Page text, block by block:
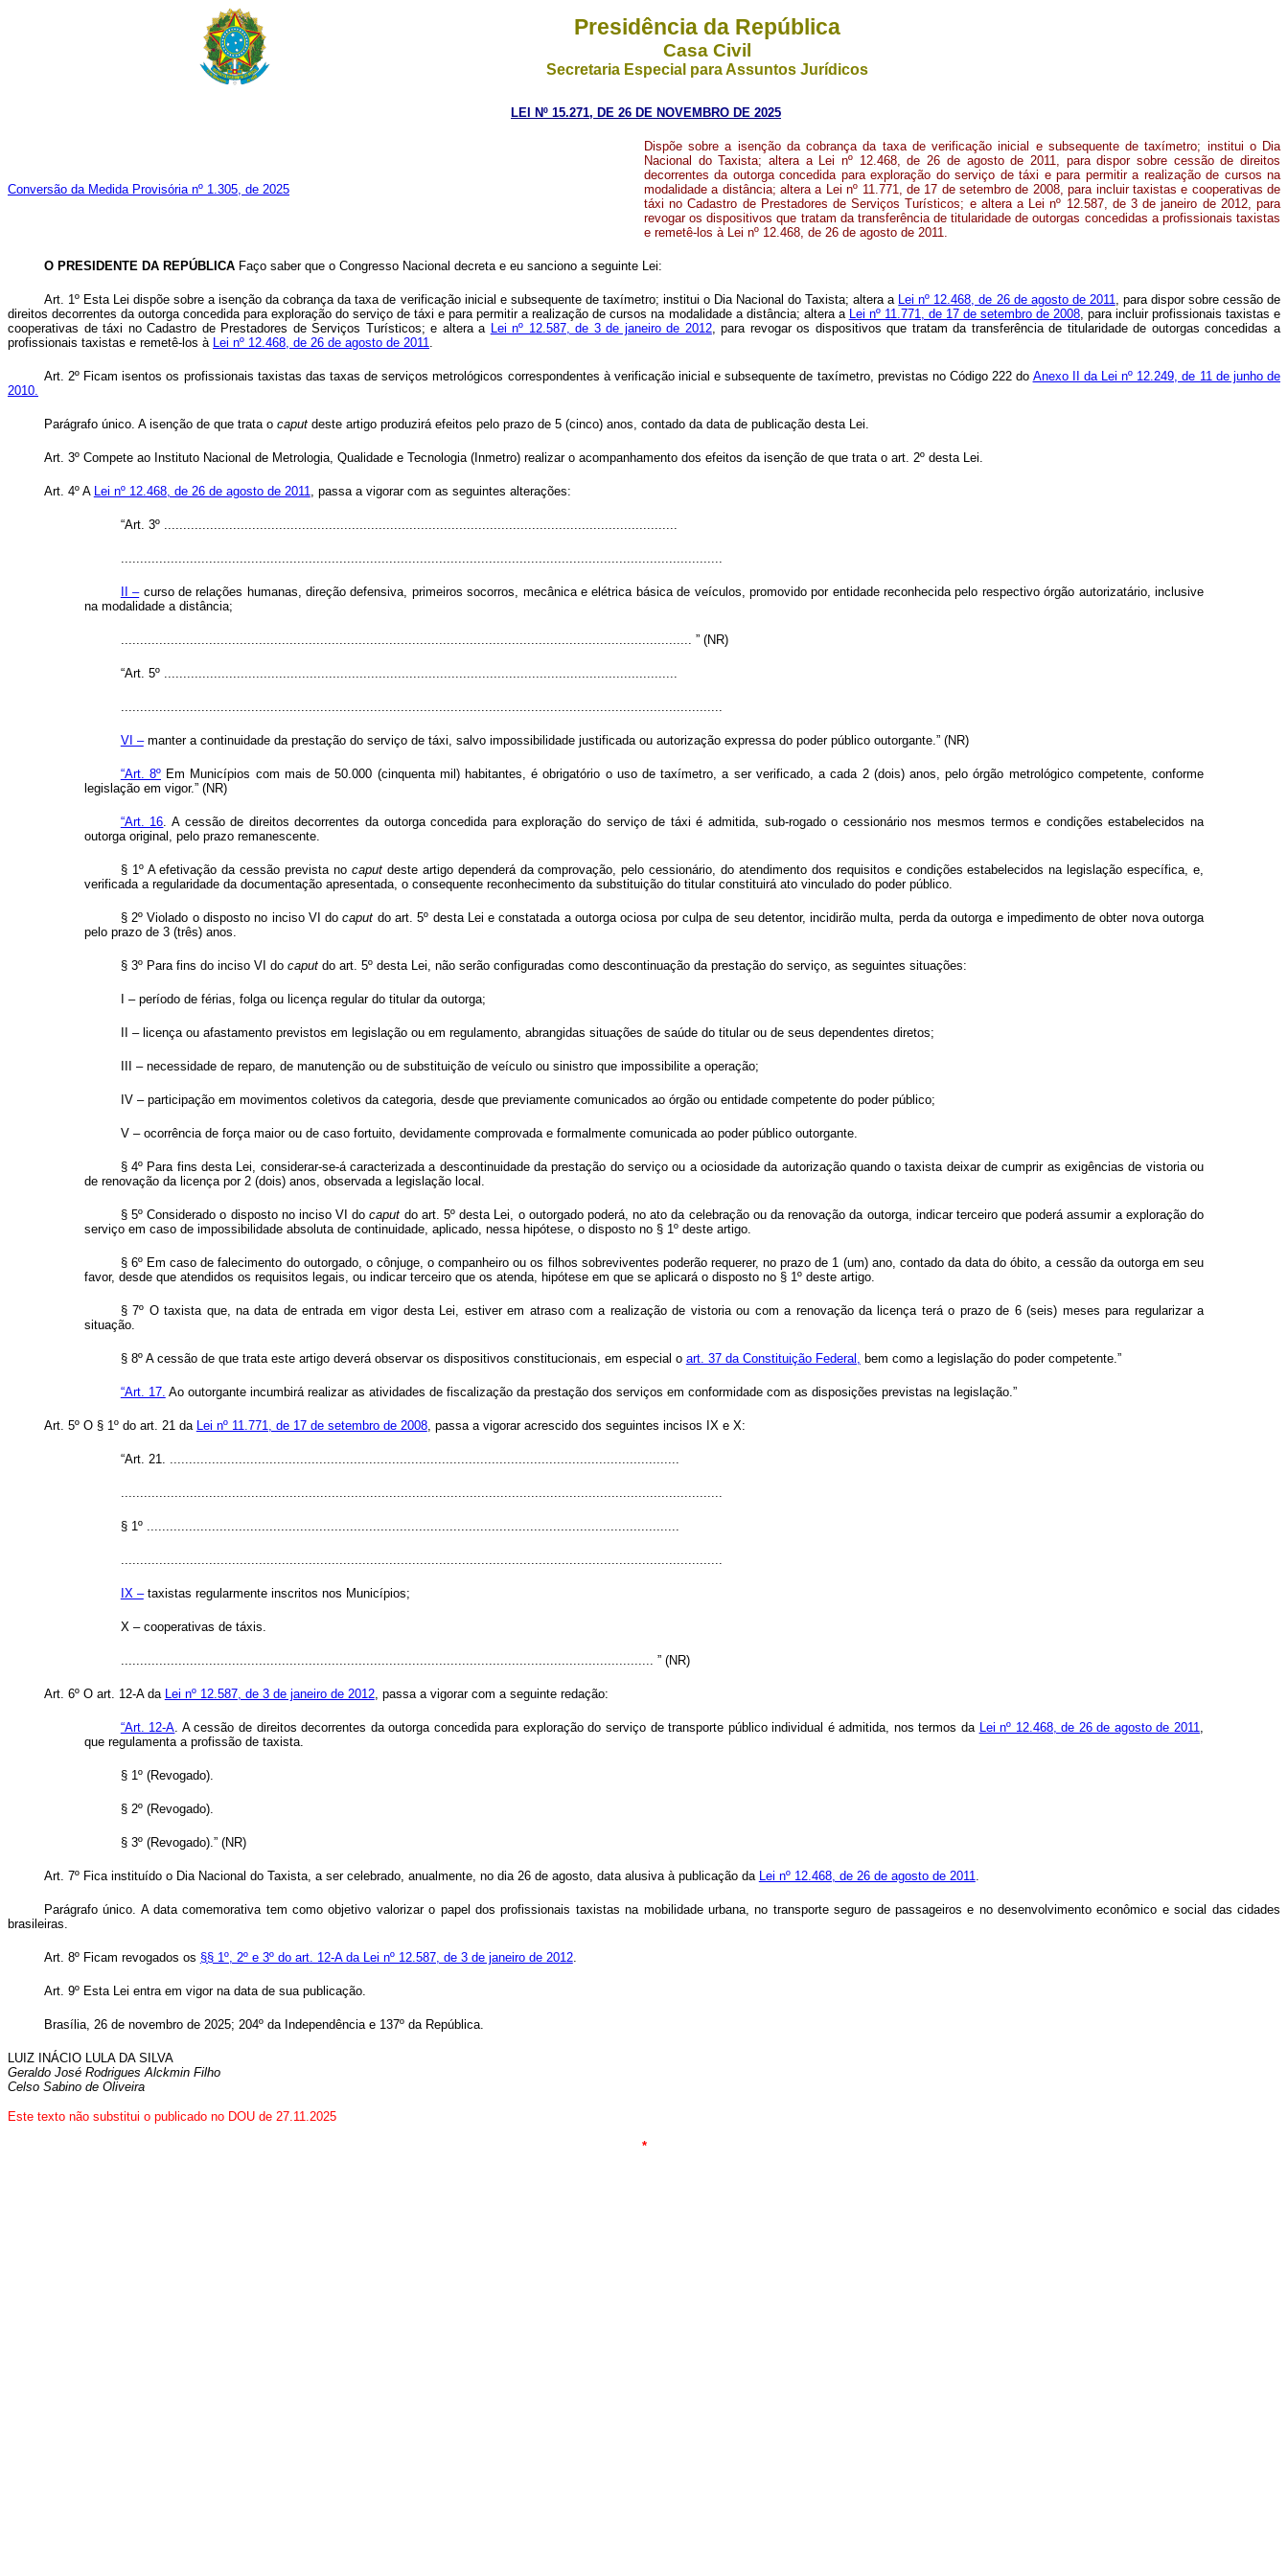
Presidência da República
Casa Civil
Secretaria Especial para Assuntos Jurídicos
LEI Nº 15.271, DE 26 DE NOVEMBRO DE 2025
Conversão da Medida Provisória nº 1.305, de 2025
Dispõe sobre a isenção da cobrança da taxa de verificação inicial e subsequente de taxímetro; institui o Dia
Nacional do Taxista; altera a Lei nº 12.468, de 26 de agosto de 2011, para dispor sobre cessão de direitos
decorrentes da outorga concedida para exploração do serviço de táxi e para permitir a realização de cursos na
modalidade a distância; altera a Lei nº 11.771, de 17 de setembro de 2008, para incluir taxistas e cooperativas de
táxi no Cadastro de Prestadores de Serviços Turísticos; e altera a Lei nº 12.587, de 3 de janeiro de 2012, para
revogar os dispositivos que tratam da transferência de titularidade de outorgas concedidas a profissionais taxistas
e remetê-los à Lei nº 12.468, de 26 de agosto de 2011.
O PRESIDENTE DA REPÚBLICAFaço saber que o Congresso Nacional decreta e eu sanciono a seguinte Lei:
Art. 1º Esta Lei dispõe sobre a isenção da cobrança da taxa de verificação inicial e subsequente de taxímetro; institui o Dia Nacional do Taxista; altera a Lei nº 12.468, de 26 de agosto de 2011, para dispor sobre cessão de
direitos decorrentes da outorga concedida para exploração do serviço de táxi e para permitir a realização de cursos na modalidade a distância; altera a Lei nº 11.771, de 17 de setembro de 2008, para incluir profissionais taxistas e
cooperativas de táxi no Cadastro de Prestadores de Serviços Turísticos; e altera a Lei nº 12.587, de 3 de janeiro de 2012, para revogar os dispositivos que tratam da transferência de titularidade de outorgas concedidas a
profissionais taxistas e remetê-los à Lei nº 12.468, de 26 de agosto de 2011.
Art. 2º Ficam isentos os profissionais taxistas das taxas de serviços metrológicos correspondentes à verificação inicial e subsequente de taxímetro, previstas no Código 222 do Anexo II da Lei nº 12.249, de 11 de junho de
2010.
Parágrafo único. A isenção de que trata o caputdeste artigo produzirá efeitos pelo prazo de 5 (cinco) anos, contado da data de publicação desta Lei.
Art. 3º Compete ao Instituto Nacional de Metrologia, Qualidade e Tecnologia (Inmetro) realizar o acompanhamento dos efeitos da isenção de que trata o art. 2º desta Lei.
Art. 4º A Lei nº 12.468, de 26 de agosto de 2011, passa a vigorar com as seguintes alterações:
“Art. 3º ......................................................................................................................................
.............................................................................................................................................................
II –curso de relações humanas, direção defensiva, primeiros socorros, mecânica e elétrica básica de veículos, promovido por entidade reconhecida pelo respectivo órgão autorizatário, inclusive
na modalidade a distância;
..................................................................................................................................................... ” (NR)
“Art. 5º ......................................................................................................................................
.............................................................................................................................................................
VI –manter a continuidade da prestação do serviço de táxi, salvo impossibilidade justificada ou autorização expressa do poder público outorgante.” (NR)
“Art. 8º Em Municípios com mais de 50.000 (cinquenta mil) habitantes, é obrigatório o uso de taxímetro, a ser verificado, a cada 2 (dois) anos, pelo órgão metrológico competente, conforme
legislação em vigor.” (NR)
“Art. 16. A cessão de direitos decorrentes da outorga concedida para exploração do serviço de táxi é admitida, sub-rogado o cessionário nos mesmos termos e condições estabelecidos na
outorga original, pelo prazo remanescente.
§ 1º A efetivação da cessão prevista no caputdeste artigo dependerá da comprovação, pelo cessionário, do atendimento dos requisitos e condições estabelecidos na legislação específica, e,
verificada a regularidade da documentação apresentada, o consequente reconhecimento da substituição do titular constituirá ato vinculado do poder público.
§ 2º Violado o disposto no inciso VI docaput do art. 5º desta Lei e constatada a outorga ociosa por culpa de seu detentor, incidirão multa, perda da outorga e impedimento de obter nova outorga
pelo prazo de 3 (três) anos.
§ 3º Para fins do inciso VI do caputdo art. 5º desta Lei, não serão configuradas como descontinuação da prestação do serviço, as seguintes situações:
I – período de férias, folga ou licença regular do titular da outorga;
II – licença ou afastamento previstos em legislação ou em regulamento, abrangidas situações de saúde do titular ou de seus dependentes diretos;
III – necessidade de reparo, de manutenção ou de substituição de veículo ou sinistro que impossibilite a operação;
IV – participação em movimentos coletivos da categoria, desde que previamente comunicados ao órgão ou entidade competente do poder público;
V – ocorrência de força maior ou de caso fortuito, devidamente comprovada e formalmente comunicada ao poder público outorgante.
§ 4º Para fins desta Lei, considerar-se-á caracterizada a descontinuidade da prestação do serviço ou a ociosidade da autorização quando o taxista deixar de cumprir as exigências de vistoria ou
de renovação da licença por 2 (dois) anos, observada a legislação local.
§ 5º Considerado o disposto no inciso VI docaput do art. 5º desta Lei, o outorgado poderá, no ato da celebração ou da renovação da outorga, indicar terceiro que poderá assumir a exploração do
serviço em caso de impossibilidade absoluta de continuidade, aplicado, nessa hipótese, o disposto no § 1º deste artigo.
§ 6º Em caso de falecimento do outorgado, o cônjuge, o companheiro ou os filhos sobreviventes poderão requerer, no prazo de 1 (um) ano, contado da data do óbito, a cessão da outorga em seu
favor, desde que atendidos os requisitos legais, ou indicar terceiro que os atenda, hipótese em que se aplicará o disposto no § 1º deste artigo.
§ 7º O taxista que, na data de entrada em vigor desta Lei, estiver em atraso com a realização de vistoria ou com a renovação da licença terá o prazo de 6 (seis) meses para regularizar a
situação.
§ 8º A cessão de que trata este artigo deverá observar os dispositivos constitucionais, em especial o art. 37 da Constituição Federal, bem como a legislação do poder competente.”
“Art. 17. Ao outorgante incumbirá realizar as atividades de fiscalização da prestação dos serviços em conformidade com as disposições previstas na legislação.”
Art. 5º O § 1º do art. 21 da Lei nº 11.771, de 17 de setembro de 2008, passa a vigorar acrescido dos seguintes incisos IX e X:
“Art. 21. .....................................................................................................................................
.............................................................................................................................................................
§ 1º ...........................................................................................................................................
.............................................................................................................................................................
IX –taxistas regularmente inscritos nos Municípios;
X – cooperativas de táxis.
........................................................................................................................................... ” (NR)
Art. 6º O art. 12-A da Lei nº 12.587, de 3 de janeiro de 2012, passa a vigorar com a seguinte redação:
“Art. 12-A. A cessão de direitos decorrentes da outorga concedida para exploração do serviço de transporte público individual é admitida, nos termos da Lei nº 12.468, de 26 de agosto de 2011,
que regulamenta a profissão de taxista.
§ 1º (Revogado).
§ 2º (Revogado).
§ 3º (Revogado).” (NR)
Art. 7º Fica instituído o Dia Nacional do Taxista, a ser celebrado, anualmente, no dia 26 de agosto, data alusiva à publicação da Lei nº 12.468, de 26 de agosto de 2011.
Parágrafo único. A data comemorativa tem como objetivo valorizar o papel dos profissionais taxistas na mobilidade urbana, no transporte seguro de passageiros e no desenvolvimento econômico e social das cidades
brasileiras.
Art. 8º Ficam revogados os §§ 1º, 2º e 3º do art. 12-A da Lei nº 12.587, de 3 de janeiro de 2012.
Art. 9º Esta Lei entra em vigor na data de sua publicação.
Brasília, 26 de novembro de 2025; 204º da Independência e 137º da República.
LUIZ INÁCIO LULA DA SILVA
Geraldo José Rodrigues Alckmin Filho
Celso Sabino de Oliveira
Este texto não substitui o publicado no DOU de 27.11.2025
*